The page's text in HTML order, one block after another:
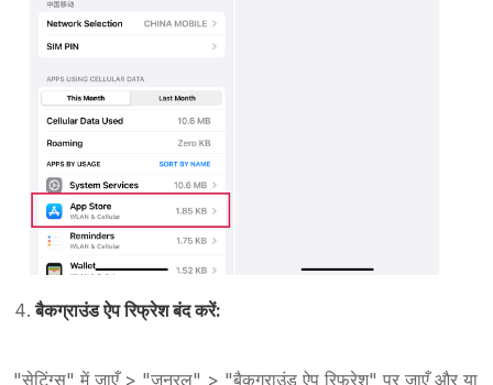
बैकग्राउंड ऐप रिफ्रेश बंद करें:
"सेटिंग्स" में जाएँ > "जनरल" > "बैकग्राउंड ऐप रिफ्रेश" पर जाएँ और या